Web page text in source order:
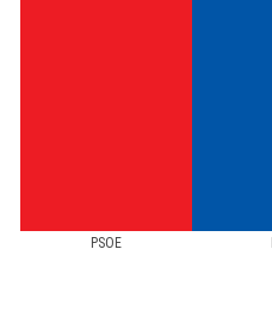
PSOE